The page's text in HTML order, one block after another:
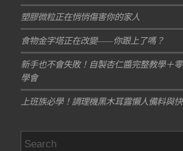
塑膠微粒正在悄悄傷害你的家人
食物金字塔正在改變——你跟上了嗎？
新手也不會失敗！自製杏仁醬完整教學＋
學會
上班族必學！調理機黑木耳露懶人備料與